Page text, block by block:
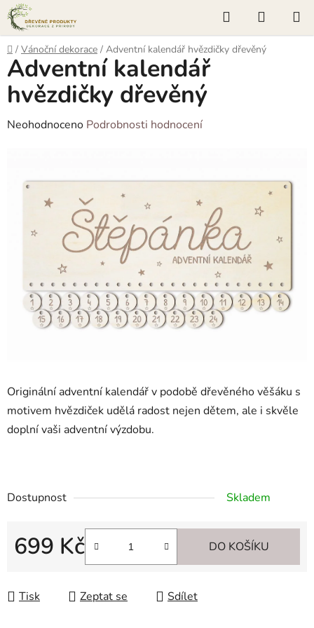
Přejít
na
obsah
Hledat
KOŠÍK
Domů
/ Vánoční dekorace / Adventní kalendář hvězdičky dřevěný
Originální adventní kalendář v podobě dřevěného věšáku s
motivem hvězdiček udělá radost nejen dětem, ale i skvěle
doplní vaši adventní výzdobu.
Dostupnost Skladem
699 Kč DO KOŠÍKU
Tisk Zeptat se Sdílet
Adventní kalendář
hvězdičky dřevěný
Průměrné
Neohodnoceno Podrobnosti hodnocení